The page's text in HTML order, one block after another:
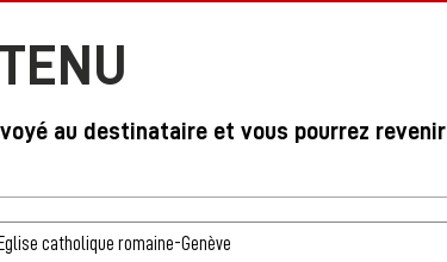
au destinataire et vous pourrez revenir